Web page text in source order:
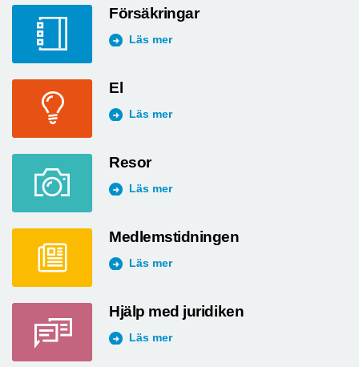
Försäkringar
Läs mer
El
Läs mer
Resor
Läs mer
Medlemstidningen
Läs mer
Hjälp med juridiken
Läs mer